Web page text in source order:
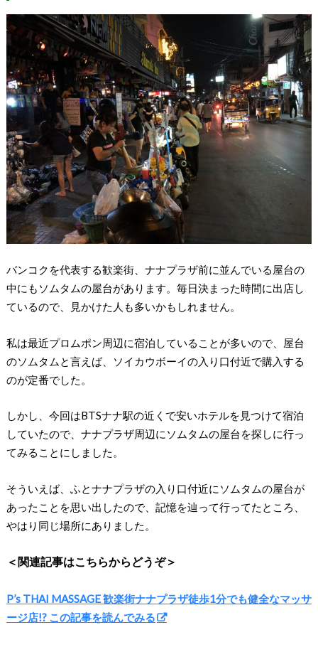
バンコクを代表する歓楽街、ナナプラザ前に並んでいる屋台の
中にもソムタムの屋台があります。毎日決まった時間に出店し
ているので、見かけた人も多いかもしれません。
私は最近プロムポン周辺に宿泊していることが多いので、屋台
のソムタムと言えば、ソイカウボーイの入り口付近で購入する
のが定番でした。
しかし、今回はBTSナナ駅の近くで安いホテルを見つけて宿泊
していたので、ナナプラザ周辺にソムタムの屋台を探しに行っ
てみることにしました。
そういえば、ふとナナプラザの入り口付近にソムタムの屋台が
あったことを思い出したので、記憶を辿って行ってたところ、
やはり同じ場所にありました。
＜関連記事はこちらからどうぞ＞
P’s THAI MASSAGE 歓楽街ナナプラザ徒歩1分でも健全なマッサ
ージ店!? この記事を読んでみる